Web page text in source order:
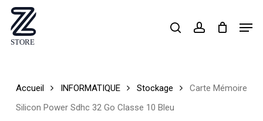
Skip
main
searchaccount
Accueil INFORMATIQUE Stockage
Carte Mémoire
Silicon Power Sdhc 32 Go Classe 10 Bleu